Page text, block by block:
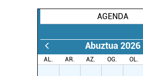
AGENDA
Abuztua 2026
AL. AR. AZ. OG. OL.